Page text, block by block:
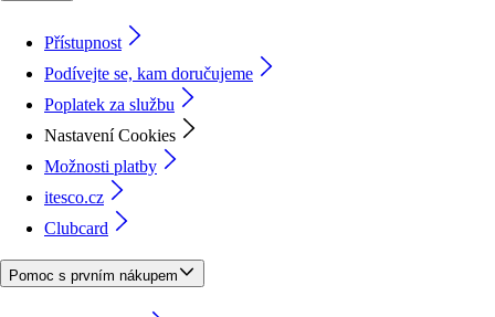
Přístupnost
Podívejte se, kam doručujeme
Poplatek za službu
Nastavení Cookies
Možnosti platby
itesco.cz
Clubcard
Pomoc s prvním nákupem